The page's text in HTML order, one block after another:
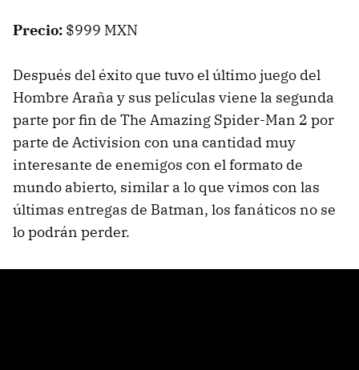
Precio: $999 MXN
Después del éxito que tuvo el último juego del
Hombre Araña y sus películas viene la segunda
parte por fin de The Amazing Spider-Man 2 por
parte de Activision con una cantidad muy
interesante de enemigos con el formato de
mundo abierto, similar a lo que vimos con las
últimas entregas de Batman, los fanáticos no se
lo podrán perder.